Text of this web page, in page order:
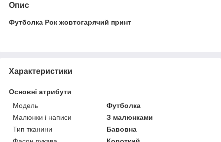
Опис
Футболка Рок жовтогарячий принт
Характеристики
Основні атрибути
Модель
Футболка
Малюнки і написи
З малюнками
Тип тканини
Бавовна